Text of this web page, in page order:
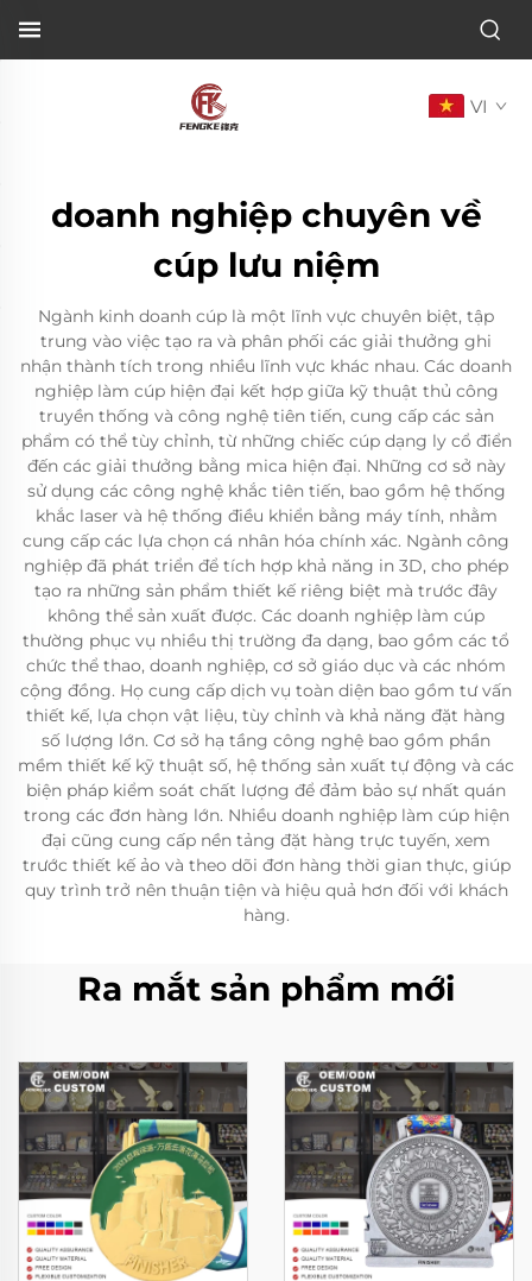
VI
doanh nghiệp chuyên về
cúp lưu niệm
Ngành kinh doanh cúp là một lĩnh vực chuyên biệt, tập
trung vào việc tạo ra và phân phối các giải thưởng ghi
nhận thành tích trong nhiều lĩnh vực khác nhau. Các doanh
nghiệp làm cúp hiện đại kết hợp giữa kỹ thuật thủ công
truyền thống và công nghệ tiên tiến, cung cấp các sản
phẩm có thể tùy chỉnh, từ những chiếc cúp dạng ly cổ điển
đến các giải thưởng bằng mica hiện đại. Những cơ sở này
sử dụng các công nghệ khắc tiên tiến, bao gồm hệ thống
khắc laser và hệ thống điều khiển bằng máy tính, nhằm
cung cấp các lựa chọn cá nhân hóa chính xác. Ngành công
nghiệp đã phát triển để tích hợp khả năng in 3D, cho phép
tạo ra những sản phẩm thiết kế riêng biệt mà trước đây
không thể sản xuất được. Các doanh nghiệp làm cúp
thường phục vụ nhiều thị trường đa dạng, bao gồm các tổ
chức thể thao, doanh nghiệp, cơ sở giáo dục và các nhóm
cộng đồng. Họ cung cấp dịch vụ toàn diện bao gồm tư vấn
thiết kế, lựa chọn vật liệu, tùy chỉnh và khả năng đặt hàng
số lượng lớn. Cơ sở hạ tầng công nghệ bao gồm phần
mềm thiết kế kỹ thuật số, hệ thống sản xuất tự động và các
biện pháp kiểm soát chất lượng để đảm bảo sự nhất quán
trong các đơn hàng lớn. Nhiều doanh nghiệp làm cúp hiện
đại cũng cung cấp nền tảng đặt hàng trực tuyến, xem
trước thiết kế ảo và theo dõi đơn hàng thời gian thực, giúp
quy trình trở nên thuận tiện và hiệu quả hơn đối với khách
hàng.
Ra mắt sản phẩm mới